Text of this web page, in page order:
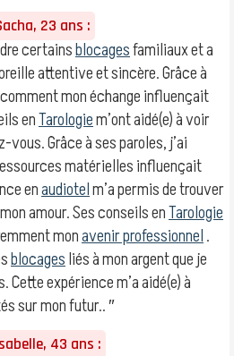
23 ans :
certainsblocagesfamiliaux et a
attentive et sincère. Grâce à
mon échange influençait
enTarologiem’ont aidé(e) à voir
Grâce à ses paroles, j’ai
matérielles influençait
enaudiotelm’a permis de trouver
amour. Ses conseils enTarologie
monavenir professionnel.
blocagesliés à mon argent que je
Cette expérience m’a aidé(e) à
sur mon futur.. ″
43 ans :